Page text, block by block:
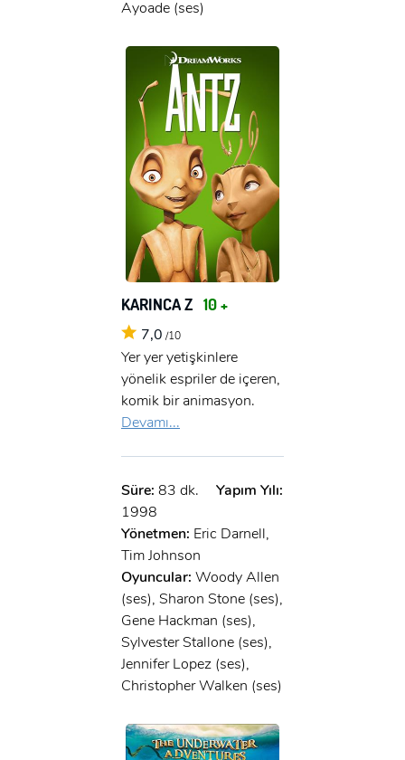
Ayoade (ses)
KARINCA Z 10 +
7,0 /10
Yer yer yetişkinlere
yönelik espriler de içeren,
komik bir animasyon.
Devamı...
Süre: 83 dk.
Yapım Yılı:
1998
Yönetmen: Eric Darnell,
Tim Johnson
Oyuncular: Woody Allen
(ses), Sharon Stone (ses),
Gene Hackman (ses),
Sylvester Stallone (ses),
Jennifer Lopez (ses),
Christopher Walken (ses)